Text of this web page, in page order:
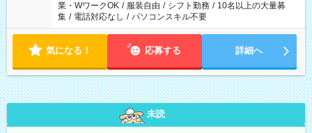
業・WワークOK / 服装自由 / シフト勤務 / 10名以上の大量募
集 / 電話対応なし / パソコンスキル不要
気になる！ 応募する 詳細へ
未読